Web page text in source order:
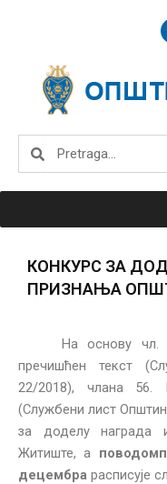
Search
КОНКУРС ЗА
ПРИЗНАЊА
На основу чл.
пречишћен текст
22/2018), члана 56.
(Службени лист
за доделу награда
Житиште, а
децембра расписује